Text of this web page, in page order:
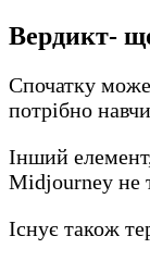
Вердикт-
Спочатку
потрібно
Інший
Midjourney не
Існує також